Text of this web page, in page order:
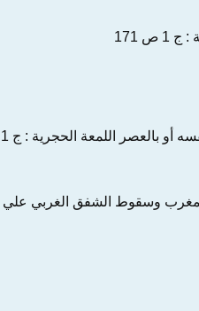
171
بالعصر اللمعة الحجرية : ج‌ 1 ص‌ 25
وسقوط الشفق‌ الغربي‌ ‌علي‌